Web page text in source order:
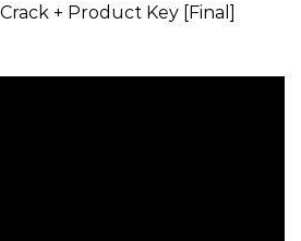
+ Product Key [Final]